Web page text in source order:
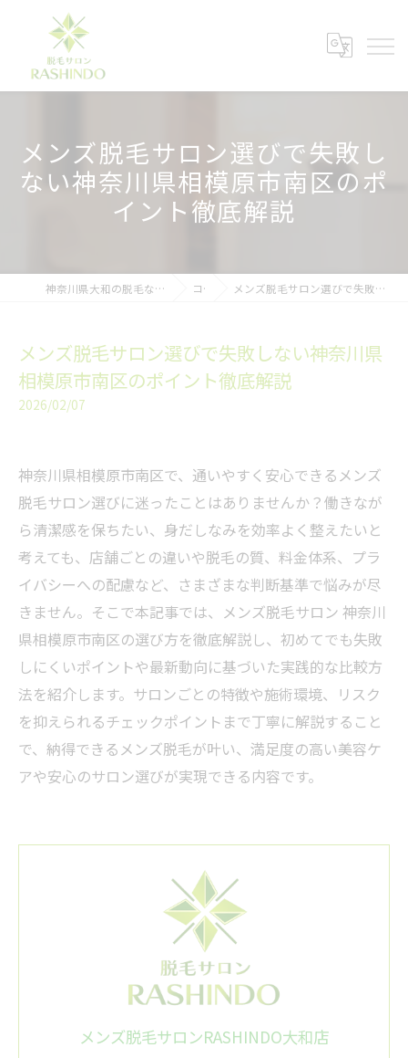
メンズ脱毛サロン選びで失敗し
ない神奈川県相模原市南区のポ
イント徹底解説
神奈川県大和の脱毛ならメンズ脱毛サロンRASHINDO大和店 コラム メンズ脱毛サロン選びで失敗しない神奈川県相模原市南区のポイント徹底解説
メンズ脱毛サロン選びで失敗しない神奈川県
相模原市南区のポイント徹底解説
2026/02/07
神奈川県相模原市南区で、通いやすく安心できるメンズ
脱毛サロン選びに迷ったことはありませんか？働きなが
ら清潔感を保ちたい、身だしなみを効率よく整えたいと
考えても、店舗ごとの違いや脱毛の質、料金体系、プラ
イバシーへの配慮など、さまざまな判断基準で悩みが尽
きません。そこで本記事では、メンズ脱毛サロン 神奈川
県相模原市南区の選び方を徹底解説し、初めてでも失敗
しにくいポイントや最新動向に基づいた実践的な比較方
法を紹介します。サロンごとの特徴や施術環境、リスク
を抑えられるチェックポイントまで丁寧に解説すること
で、納得できるメンズ脱毛が叶い、満足度の高い美容ケ
アや安心のサロン選びが実現できる内容です。
メンズ脱毛サロンRASHINDO大和店